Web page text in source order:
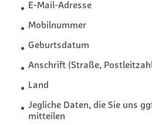
E-Mail-Adresse
Mobilnummer
Geburtsdatum
Anschrift (Straße,
Land
Jegliche Daten, die Sie uns
mitteilen